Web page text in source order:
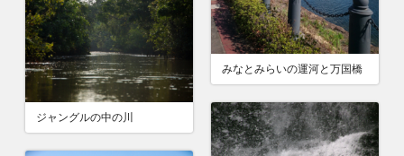
みなとみらいの運河と万国橋
ジャングルの中の川